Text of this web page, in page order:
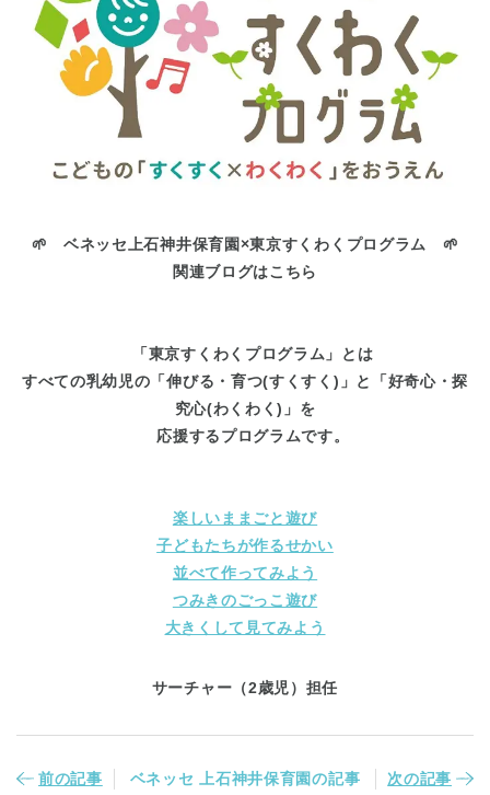
🌱 ベネッセ上石神井保育園×東京すくわくプログラム 🌱
関連ブログはこちら
「東京すくわくプログラム」とは
すべての乳幼児の「伸びる・育つ(すくすく)」と「好奇心・探
究心(わくわく)」を
応援するプログラムです。
楽しいままごと遊び
子どもたちが作るせかい
並べて作ってみよう
つみきのごっこ遊び
大きくして見てみよう
サーチャー（2歳児）担任
前の記事 ベネッセ 上石神井保育園の記事 次の記事